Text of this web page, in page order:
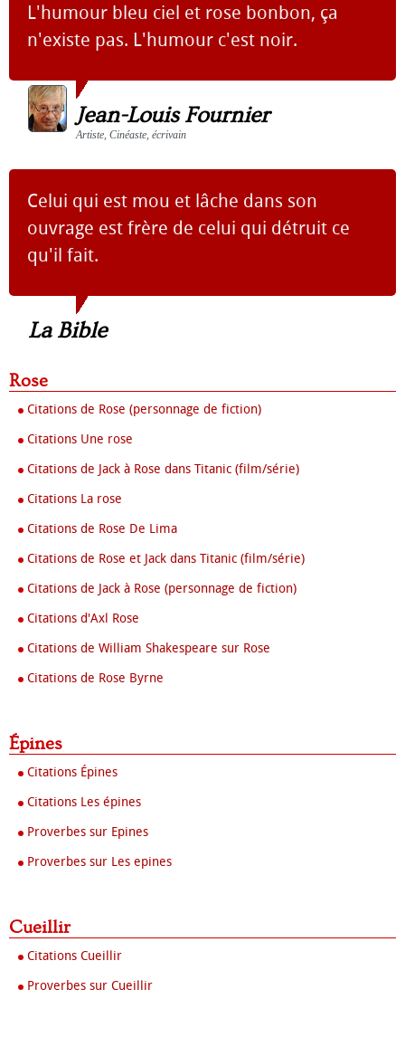
L'humour bleu ciel et rose bonbon, ça
n'existe pas. L'humour c'est noir.
Jean-Louis Fournier
Artiste, Cinéaste, écrivain
Celui qui est mou et lâche dans son
ouvrage est frère de celui qui détruit ce
qu'il fait.
La Bible
Rose
Citations de Rose (personnage de fiction)
Citations Une rose
Citations de Jack à Rose dans Titanic (film/série)
Citations La rose
Citations de Rose De Lima
Citations de Rose et Jack dans Titanic (film/série)
Citations de Jack à Rose (personnage de fiction)
Citations d'Axl Rose
Citations de William Shakespeare sur Rose
Citations de Rose Byrne
Épines
Citations Épines
Citations Les épines
Proverbes sur Epines
Proverbes sur Les epines
Cueillir
Citations Cueillir
Proverbes sur Cueillir